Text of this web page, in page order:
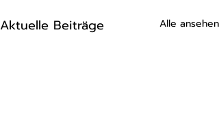
Aktuelle Beiträge Alle ansehen